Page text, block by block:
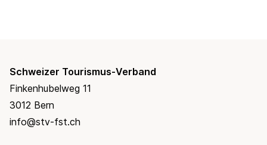
Schweizer Tourismus-Verband
Finkenhubelweg 11
3012 Bern
info@stv-fst.ch